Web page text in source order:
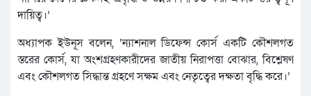
দায়িত্ব।’
অধ্যাপক ইউনূস বলেন, ‘ন্যাশনাল ডিফেন্স কোর্স একটি কৌশলগত
স্তরের কোর্স, যা অংশগ্রহণকারীদের জাতীয় নিরাপত্তা বোঝার, বিশ্লেষণ
এবং কৌশলগত সিদ্ধান্ত গ্রহণে সক্ষম এবং নেতৃত্বের দক্ষতা বৃদ্ধি করে।’